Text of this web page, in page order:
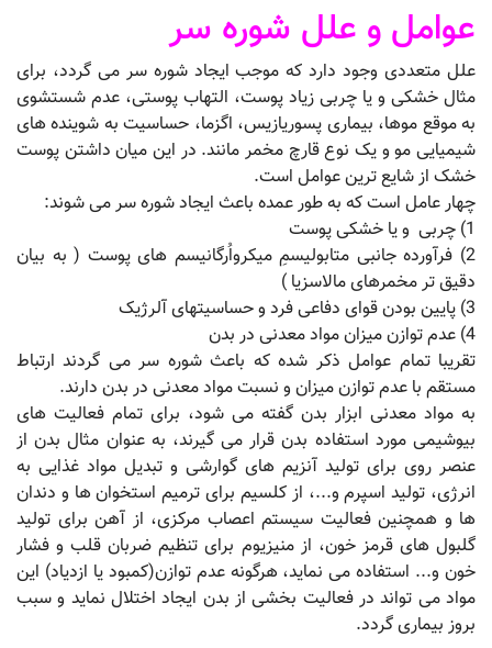
عوامل و علل شوره سر
علل متعددی وجود دارد که موجب ایجاد شوره سر می گردد، برای
مثال خشکی و یا چربی زیاد پوست، التهاب پوستی، عدم شستشوی
به موقع موها، بیماری پسوریازیس، اگزما، حساسیت به شوینده های
شیمیایی مو و یک نوع قارچ مخمر مانند. در این میان داشتن پوست
خشک از شایع ترین عوامل است.
چهار عامل است که به طور عمده باعث ایجاد شوره سر می شوند:
1) چربی و یا خشکی پوست
2) فرآورده جانبی متابولیسمِ میکرواُرگانیسم های پوست ( به بیان
دقیق تر مخمرهای مالاسزیا )
3) پایین بودن قوای دفاعی فرد و حساسیتهای آلرژیک
4) عدم توازن میزان مواد معدنی در بدن
تقریبا تمام عوامل ذکر شده که باعث شوره سر می گردند ارتباط
مستقم با عدم توازن میزان و نسبت مواد معدنی در بدن دارند.
به مواد معدنی ابزار بدن گفته می شود، برای تمام فعالیت های
بیوشیمی مورد استفاده بدن قرار می گیرند، به عنوان مثال بدن از
عنصر روی برای تولید آنزیم های گوارشی و تبدیل مواد غذایی به
انرژی، تولید اسپرم و...، از کلسیم برای ترمیم استخوان ها و دندان
ها و همچنین فعالیت سیستم اعصاب مرکزی، از آهن برای تولید
گلبول های قرمز خون، از منیزیوم برای تنظیم ضربان قلب و فشار
خون و... استفاده می نماید، هرگونه عدم توازن(کمبود یا ازدیاد) این
مواد می تواند در فعالیت بخشی از بدن ایجاد اختلال نماید و سبب
بروز بیماری گردد.